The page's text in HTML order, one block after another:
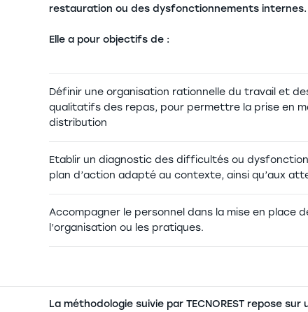
restauration ou des dysfonctionnements internes.
Elle a pour objectifs de :
Définir une organisation rationnelle du travail et
qualitatifs des repas, pour permettre la prise en
distribution
Etablir un diagnostic des difficultés ou
plan d’action adapté au contexte, ainsi qu’aux
Accompagner le personnel dans la mise en place
l’organisation ou les pratiques.
La méthodologie suivie par TECNOREST repose